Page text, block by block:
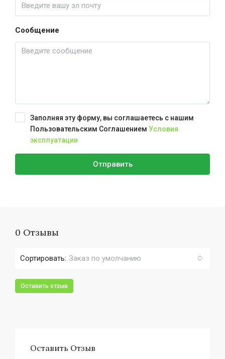
Сообщение
Заполняя эту форму, вы соглашаетесь с нашим
Пользовательским Соглашением Условия
эксплуатации
Отправить
0 Отзывы
Сортировать: Заказ по умолчанию
Оставить отзыв
Оставить Отзыв